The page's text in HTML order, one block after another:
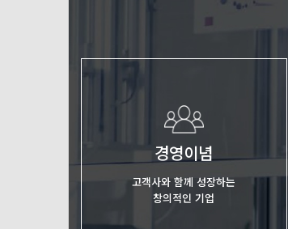
경영이념
고객사와 함께 성장하는
창의적인 기업